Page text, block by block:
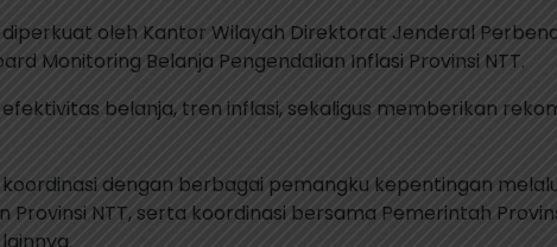
oleh Kantor Wilayah Direktorat Jenderal
Monitoring Belanja Pengendalian Inflasi Provinsi NTT.
belanja, tren inflasi, sekaligus memberikan
dengan berbagai pemangku kepentingan
NTT, serta koordinasi bersama Pemerintah